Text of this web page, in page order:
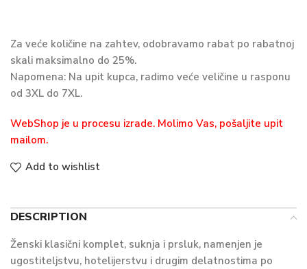
Za veće količine na zahtev, odobravamo rabat po rabatnoj
skali maksimalno do 25%.
Napomena: Na upit kupca, radimo veće veličine u rasponu
od 3XL do 7XL.
WebShop je u procesu izrade. Molimo Vas, pošaljite upit
mailom.
Add to wishlist
DESCRIPTION
Ženski klasični komplet, suknja i prsluk, namenjen je
ugostiteljstvu, hotelijerstvu i drugim delatnostima po